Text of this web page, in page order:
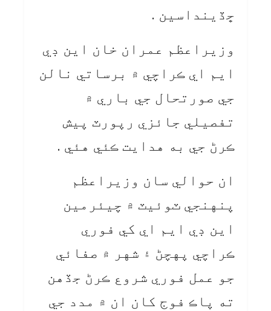
ڇڏينداسين .
وزيراعظم عمران خان اين ڊي
ايم اي ڪراچي ۾ برساتي نالن
جي صورتحال جي باري ۾
تفصيلي جائزي رپورٽ پيش
ڪرڻ جي به هدايت ڪئي هئي .
ان حوالي سان وزيراعظم
پنهنجي ٽوئيٽ ۾ چيئرمين
اين ڊي ايم اي کي فوري
ڪراچي پهچڻ ۽ شهر ۾ صفائي
جو عمل فوري شروع ڪرڻ جڏهن
ته پاڪ فوج کان ان ۾ مدد جي